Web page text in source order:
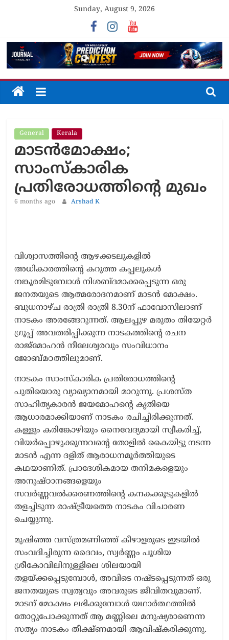
Sunday, August 9, 2026
The
Unfolding
The
General Kerala
മാടന്‍മോക്ഷം;
സാംസ്‌കാരിക
പ്രതിരോധത്തിന്റെ മുഖം
6 months ago Arshad K
വിശ്വാസത്തിന്റെ ആഴക്കടലുകളില്‍
അധികാരത്തിന്റെ കറുത്ത കപ്പലുകള്‍
നങ്കൂരമിടുമ്പോള്‍ നിശബ്ദമാക്കപ്പെടുന്ന ഒരു
ജനതയുടെ ആത്മരോദനമാണ് മാടന്‍ മോക്ഷം.
ബുധനാഴ്ച രാത്രി രാത്രി 8.30ന് ഫാവോസിലാണ്
നാടകം അരങ്ങേറുന്നത്. ആലപ്പുഴ മരുതം തിയേറ്റര്‍
ഗ്രൂപ്പ് അവതരിപ്പിക്കുന്ന നാടകത്തിന്റെ രചന
രാജ്‌മോഹന്‍ നീലേശ്വരവും സംവിധാനം
ജോബ്മഠത്തിലുമാണ്.
നാടകം സാംസ്‌കാരിക പ്രതിരോധത്തിന്റെ
പുതിയൊരു വ്യാഖ്യാനമായി മാറുന്നു. പ്രശസ്ത
സാഹിത്യകാരന്‍ ജയമോഹന്റെ കൃതിയെ
ആധാരമാക്കിയാണ് നാടകം രചിച്ചിരിക്കുന്നത്.
കള്ളും കരിങ്കോഴിയും നൈവേദ്യമായി സ്വീകരിച്ച്,
വിയര്‍പ്പൊഴുക്കുന്നവന്റെ തോളില്‍ കൈയിട്ടു നടന്ന
മാടന്‍ എന്ന ദളിത് ആരാധനമൂര്‍ത്തിയുടെ
കഥയാണിത്. പ്രാദേശികമായ തനിമകളെയും
അനുഷ്ഠാനങ്ങളെയും
സവര്‍ണ്ണവല്‍ക്കരണത്തിന്റെ കനകക്കൂടുകളില്‍
തളച്ചിടുന്ന രാഷ്ട്രീയത്തെ നാടകം വിചാരണ
ചെയ്യുന്നു.
മുഷിഞ്ഞ വസ്ത്രമണിഞ്ഞ് കീഴാളരുടെ ഇടയില്‍
സംവദിച്ചിരുന്ന ദൈവം, സ്വര്‍ണ്ണം പൂശിയ
ശ്രീകോവിലിനുള്ളിലെ ശിലയായി
തളയ്ക്കപ്പെടുമ്പോള്‍, അവിടെ നഷ്ടപ്പെടുന്നത് ഒരു
ജനതയുടെ സ്വത്വവും അവരുടെ ജീവിതവുമാണ്.
മാടന് മോക്ഷം ലഭിക്കുമ്പോള്‍ യഥാര്‍ത്ഥത്തില്‍
തോറ്റുപോക്കുന്നത് ആ മണ്ണിലെ മനുഷ്യരാണെന്ന
സത്യം നാടകം തീക്ഷ്ണമായി ആവിഷ്‌കരിക്കുന്നു.